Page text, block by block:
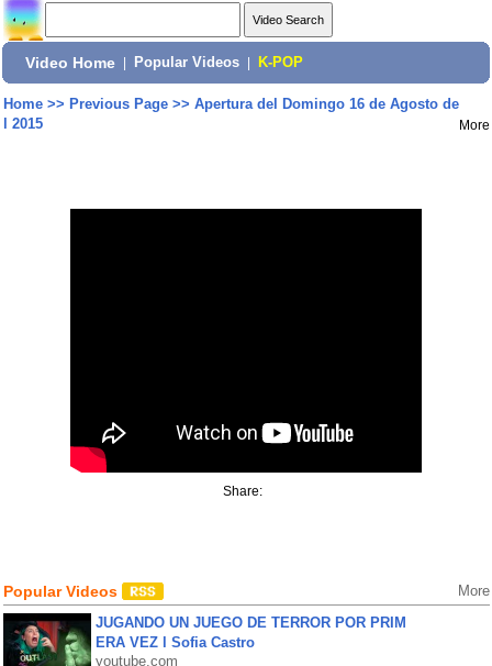
Video Home Popular Videos K-POP
Home>> Previous Page>> Apertura del Domingo 16 de Agosto de
l 2015
More
Share:
Popular Videos More
JUGANDO UN JUEGO DE TERROR POR PRIM
ERA VEZ l Sofia Castro
youtube.com